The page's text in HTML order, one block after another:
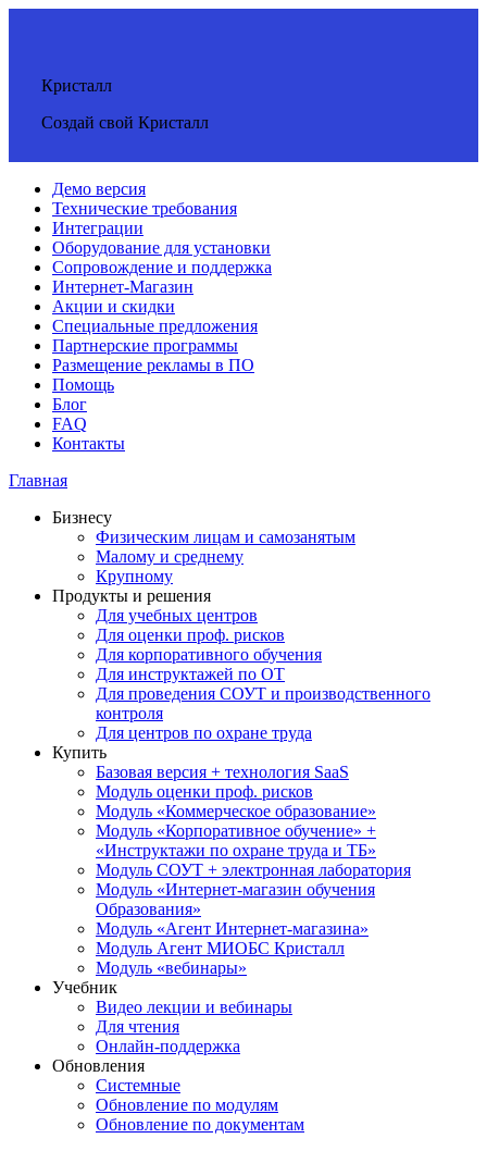
Кристалл
Создай свой Кристалл
Демо версия
Технические требования
Интеграции
Оборудование для установки
Сопровождение и поддержка
Интернет-Магазин
Акции и скидки
Специальные предложения
Партнерские программы
Размещение рекламы в ПО
Помощь
Блог
FAQ
Контакты
Главная
Бизнесу
Физическим лицам и самозанятым
Малому и среднему
Крупному
Продукты и решения
Для учебных центров
Для оценки проф. рисков
Для корпоративного обучения
Для инструктажей по ОТ
Для проведения СОУТ и производственного
контроля
Для центров по охране труда
Купить
Базовая версия + технология SaaS
Модуль оценки проф. рисков
Модуль «Коммерческое образование»
Модуль «Корпоративное обучение» +
«Инструктажи по охране труда и ТБ»
Модуль СОУТ + электронная лаборатория
Модуль «Интернет-магазин обучения
Образования»
Модуль «Агент Интернет-магазина»
Модуль Агент МИОБС Кристалл
Модуль «вебинары»
Учебник
Видео лекции и вебинары
Для чтения
Онлайн-поддержка
Обновления
Системные
Обновление по модулям
Обновление по документам